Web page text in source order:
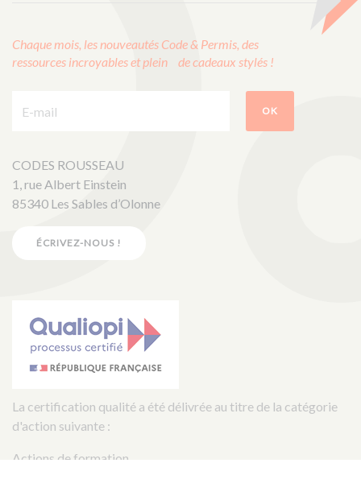
Chaque mois, les nouveautés Code & Permis, des
ressources incroyables et plein de cadeaux stylés !
OK
CODES ROUSSEAU
1, rue Albert Einstein
85340 Les Sables d’Olonne
ÉCRIVEZ-NOUS !
La certification qualité a été délivrée au titre de la catégorie
d'action suivante :
Actions de formation